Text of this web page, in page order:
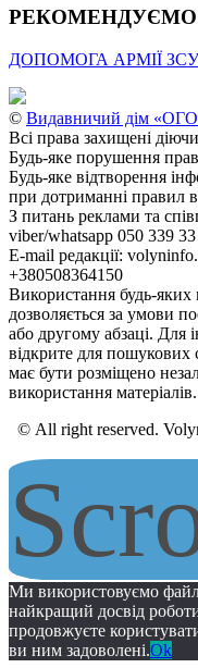
РЕКОМЕНДУЄМО
ДОПОМОГА АРМІЇ ЗСУ
© Видавничий дім
Всі права захищені
Будь-яке порушення
Будь-яке відтворення
при дотриманні правил
З питань реклами та
viber/whatsapp 050 339
E-mail редакції:
+380508364150
Використання будь-яких
дозволяється за умови
або другому абзаці. Для
відкрите для пошукових
має бути розміщено
використання матеріалів.
© All right reserved.
Ми використовуємо
найкращий досвід
продовжуєте
ви ним задоволені.Ok